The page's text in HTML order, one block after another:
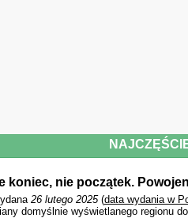
koniec, nie początek.
26 lutego 2025(data wydania w
domyślnie wyświetlanego regionu